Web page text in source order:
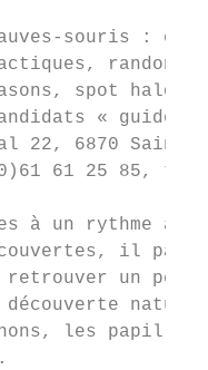
souris :
spot
« guide
22, 6870 Saint-
61 25 85,
à un rythme
il
retrouver un
les